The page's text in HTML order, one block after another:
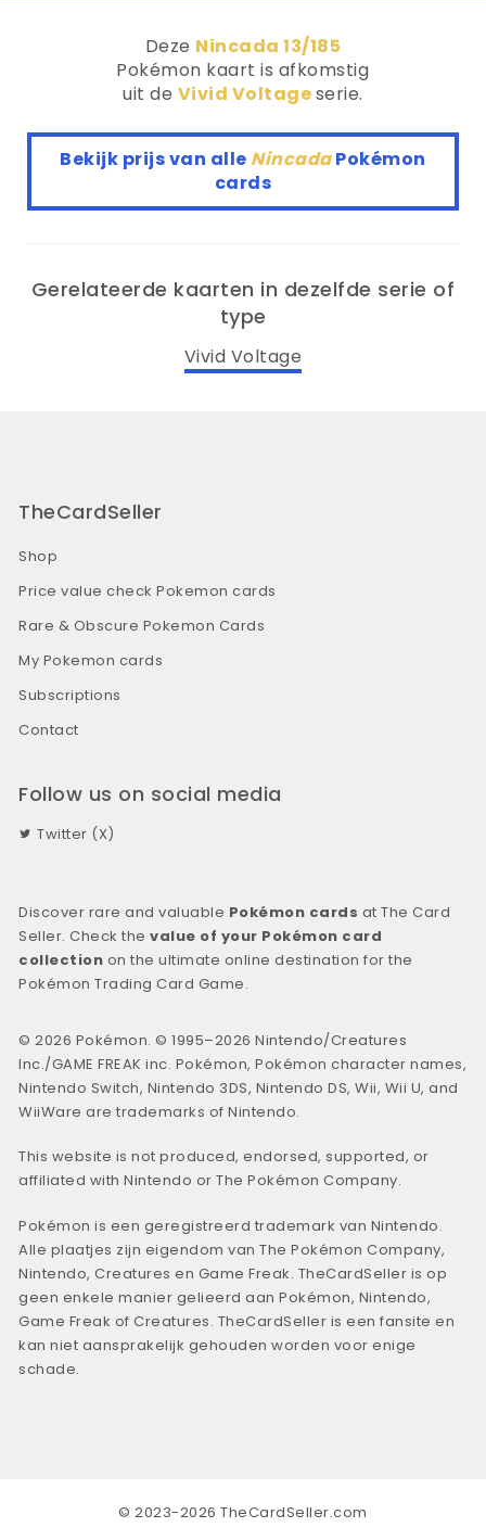
Deze Nincada 13/185
Pokémon kaart is afkomstig
uit de Vivid Voltageserie.
Bekijk prijs van alle NincadaPokémon
cards
Gerelateerde kaarten in dezelfde serie of
type
Vivid Voltage
TheCardSeller
Shop
Price value check Pokemon cards
Rare & Obscure Pokemon Cards
My Pokemon cards
Subscriptions
Contact
Follow us on social media
Twitter (X)
Discover rare and valuable Pokémon cards at The Card
Seller. Check thevalue of your Pokémon card
collection on the ultimate online destination for the
Pokémon Trading Card Game.
© 2026 Pokémon. © 1995–2026 Nintendo/Creatures
Inc./GAME FREAK inc. Pokémon, Pokémon character names,
Nintendo Switch, Nintendo 3DS, Nintendo DS, Wii, Wii U, and
WiiWare are trademarks of Nintendo.
This website is not produced, endorsed, supported, or
affiliated with Nintendo or The Pokémon Company.
Pokémon is een geregistreerd trademark van Nintendo.
Alle plaatjes zijn eigendom van The Pokémon Company,
Nintendo, Creatures en Game Freak. TheCardSeller is op
geen enkele manier gelieerd aan Pokémon, Nintendo,
Game Freak of Creatures. TheCardSeller is een fansite en
kan niet aansprakelijk gehouden worden voor enige
schade.
© 2023-2026 TheCardSeller.com